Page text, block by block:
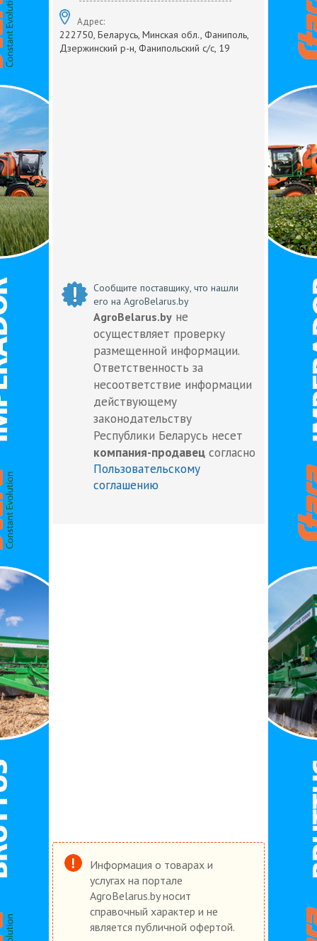
Адрес:
222750, Беларусь, Минская обл., Фаниполь,
Дзержинский р-н, Фанипольский с/с, 19
Сообщите поставщику, что нашли
его на AgroBelarus.by
AgroBelarus.by не
осуществляет проверку
размещенной информации.
Ответственность за
несоответствие информации
действующему
законодательству
Республики Беларусь несет
компания-продавец согласно
Пользовательскому
соглашению
Информация о товарах и
услугах на портале
AgroBelarus.by носит
справочный характер и не
является публичной офертой.